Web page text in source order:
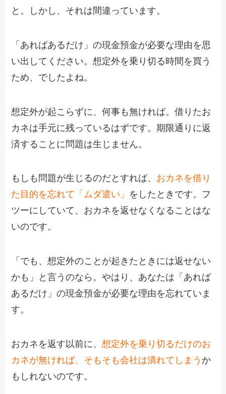
と。しかし、それは間違っています。
「あればあるだけ」の現金預金が必要な理由を思
い出してください。想定外を乗り切る時間を買う
ため、でしたよね。
想定外が起こらずに、何事も無ければ。借りたお
カネは手元に残っているはずです。期限通りに返
済することに問題は生じません。
もしも問題が生じるのだとすれば、 おカネを借り
た目的を忘れて「ムダ遣い」 をしたときです。フ
ツーにしていて、おカネを返せなくなることはな
いのです。
「でも、想定外のことが起きたときには返せない
かも」と言うのなら。やはり、あなたは「あれば
あるだけ」の現金預金が必要な理由を忘れていま
す。
おカネを返す以前に、想定外を乗り切るだけのお
カネが無ければ、そもそも会社は潰れてしまう か
もしれないのです。